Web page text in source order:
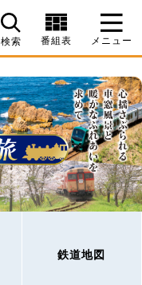
検索 番組表 メニュー
鉄道地図